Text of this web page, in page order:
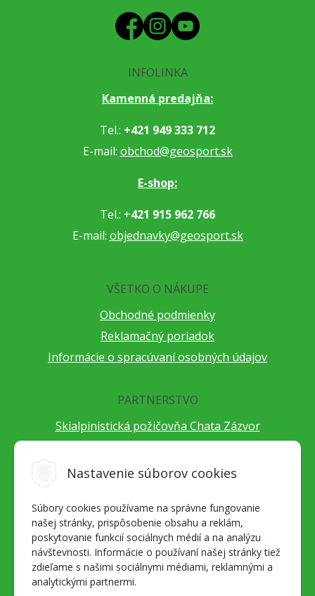
Nastavenie súborov cookies
Súbory cookies používame na správne fungovanie
našej stránky, prispôsobenie obsahu a reklám,
poskytovanie funkcií sociálnych médií a na analýzu
návštevnosti. Informácie o používaní našej stránky tiež
zdieľame s našimi sociálnymi médiami, reklamnými a
analytickými partnermi.
INFOLINKA
Kamenná predajňa:
Tel.: +421 949 333 712
E-mail: obchod@geosport.sk
E-shop:
Tel.: +421 915 962 766
E-mail: objednavky@geosport.sk
VŠETKO O NÁKUPE
Obchodné podmienky
Reklamačný poriadok
Informácie o spracúvaní osobných údajov
PARTNERSTVO
Skialpinistická požičovňa Chata Zázvor
Cestovateľský festival Cestou necestou
Alpenverein Slovensko
Hore-dole Derešom
Motorest Nemecká
Splav Hrona